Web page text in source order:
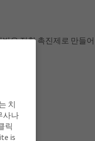
은 접착 촉진제로 만들
치
사나
릭
is